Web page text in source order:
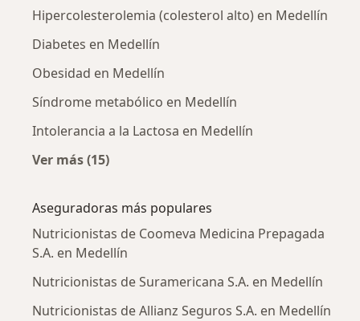
Hipercolesterolemia (colesterol alto) en Medellín
Diabetes en Medellín
Obesidad en Medellín
Síndrome metabólico en Medellín
Intolerancia a la Lactosa en Medellín
Ver más (15)
Aseguradoras más populares
Nutricionistas de Coomeva Medicina Prepagada
S.A. en Medellín
Nutricionistas de Suramericana S.A. en Medellín
Nutricionistas de Allianz Seguros S.A. en Medellín